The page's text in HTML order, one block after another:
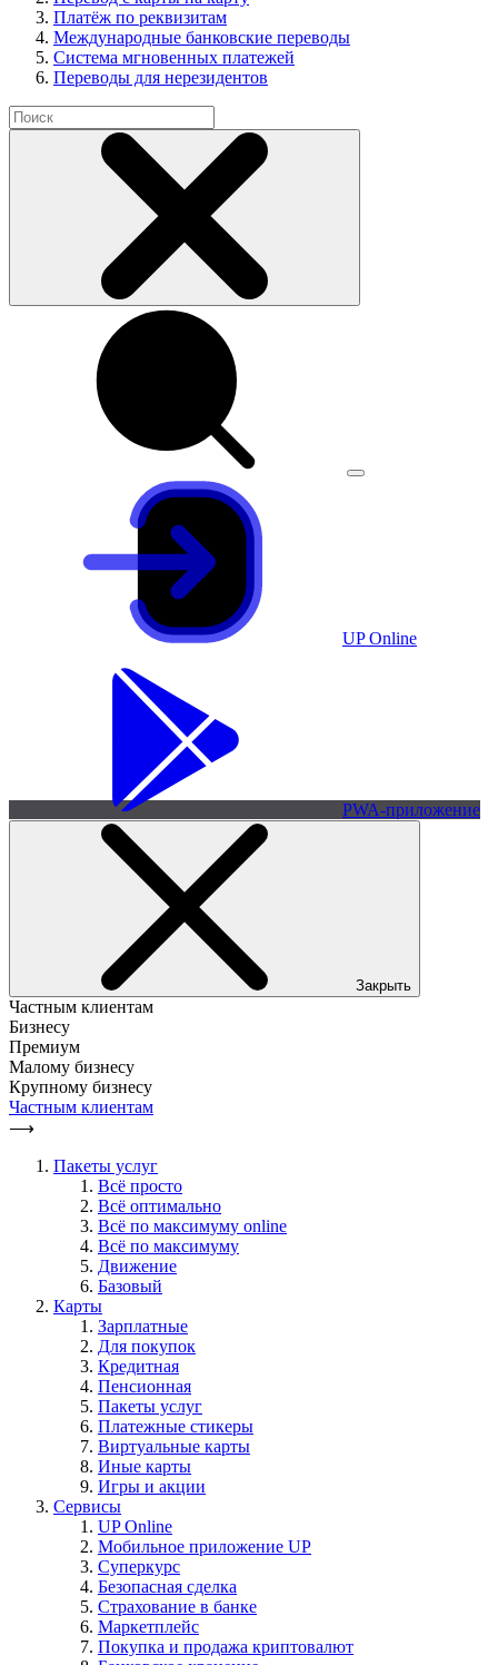
Платёж по реквизитам
Международные банковские переводы
Система мгновенных платежей
Переводы для нерезидентов
UP Online
PWA-приложение
Закрыть
Частным клиентам
Бизнесу
Премиум
Малому бизнесу
Крупному бизнесу
Частным клиентам
⟶
Пакеты услуг
Всё просто
Всё оптимально
Всё по максимуму online
Всё по максимуму
Движение
Базовый
Карты
Зарплатные
Для покупок
Кредитная
Пенсионная
Пакеты услуг
Платежные стикеры
Виртуальные карты
Иные карты
Игры и акции
Сервисы
UP Online
Мобильное приложение UP
Суперкурс
Безопасная сделка
Страхование в банке
Маркетплейс
Покупка и продажа криптовалют